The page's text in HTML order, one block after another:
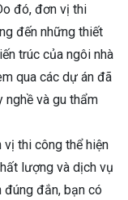
đó, đơn vị thi
đến những thiết
trúc của ngôi nhà
qua các dự án đã
nghề và gu thẩm
vị thi công thể hiện
lượng và dịch vụ
đúng đắn, bạn có